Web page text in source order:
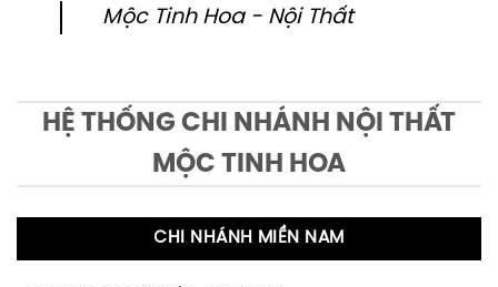
Mộc Tinh Hoa - Nội Thất
HỆ THỐNG CHI NHÁNH NỘI THẤT
MỘC TINH HOA
CHI NHÁNH MIỀN NAM